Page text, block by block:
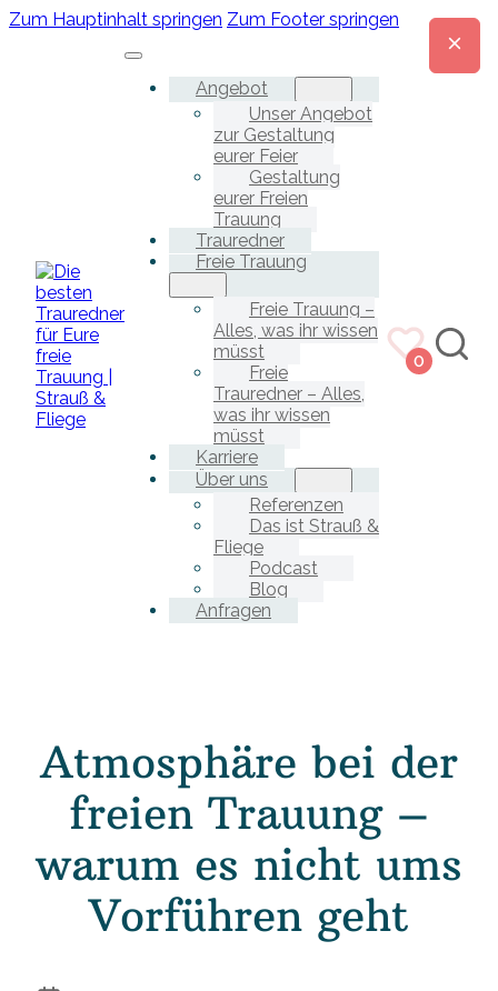
Zum Hauptinhalt springen Zum Footer springen
Angebot
Unser Angebot
zur Gestaltung
eurer Feier
Gestaltung
eurer Freien
Trauung
Trauredner
Freie Trauung
Freie Trauung –
Alles, was ihr wissen
müsst
Freie
Trauredner – Alles,
was ihr wissen
müsst
Karriere
Über uns
Referenzen
Das ist Strauß &
Fliege
Podcast
Blog
Anfragen
0
Atmosphäre bei der
freien Trauung –
warum es nicht ums
Vorführen geht